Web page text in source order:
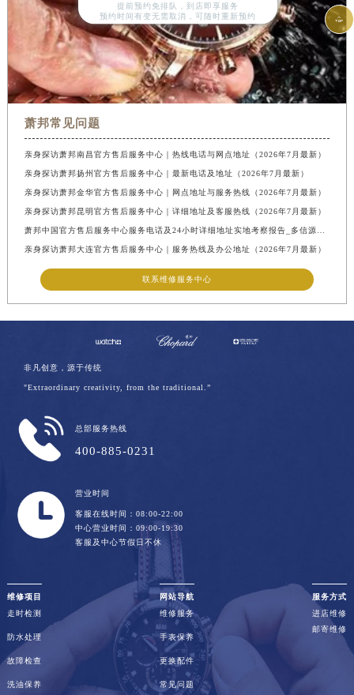
萧邦常见问题
亲身探访萧邦南昌官方售后服务中心｜热线电话与网点地址（2026年7月最新）
亲身探访萧邦扬州官方售后服务中心｜最新电话及地址（2026年7月最新）
亲身探访萧邦金华官方售后服务中心｜网点地址与服务热线（2026年7月最新）
亲身探访萧邦昆明官方售后服务中心｜详细地址及客服热线（2026年7月最新）
萧邦中国官方售后服务中心服务电话及24小时详细地址实地考察报告_多信源验证（2026年7月最新）
亲身探访萧邦大连官方售后服务中心｜服务热线及办公地址（2026年7月最新）
联系维修服务中心
非凡创意，源于传统
"Extraordinary creativity, from the traditional.”
总部服务热线
400-885-0231
营业时间
客服在线时间：08:00-22:00
中心营业时间：09:00-19:30
客服及中心节假日不休
维修项目
走时检测
防水处理
故障检查
洗油保养
网站导航
维修服务
手表保养
更换配件
常见问题
服务方式
进店维修
邮寄维修

提前预约免排队，到店即享服务
预约时间有变无需取消，可随时重新预约